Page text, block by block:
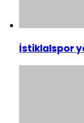
İstiklalspor